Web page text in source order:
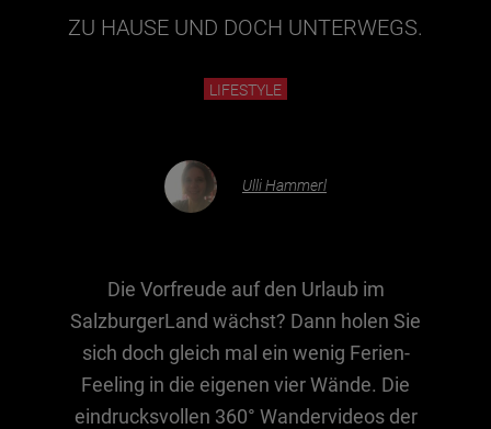
BEITRÄGE IN MEINER NÄHE ANZEIGEN
Nachhaltigkeit
Sehenswürdig
Kunst & Kultur
Brauchtum
ZU HAUSE UND DOCH UNTERWEGS.
LIFESTYLE
Ulli Hammerl
Die Vorfreude auf den Urlaub im
SalzburgerLand wächst? Dann holen Sie
sich doch gleich mal ein wenig Ferien-
Feeling in die eigenen vier Wände. Die
eindrucksvollen 360° Wandervideos der